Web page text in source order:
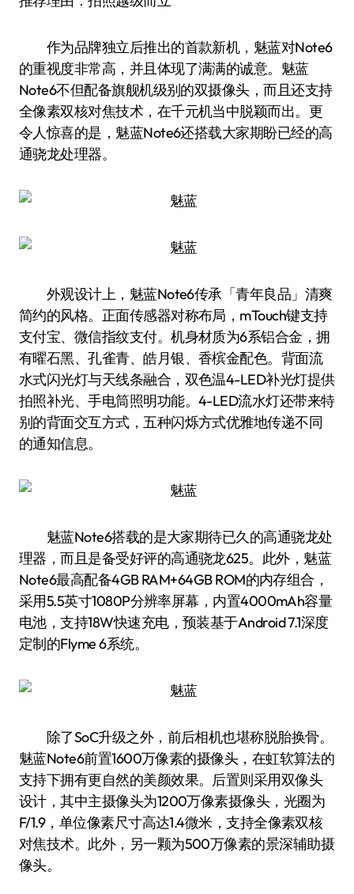
作为品牌独立后推出的首款新机，魅蓝对Note6
的重视度非常高，并且体现了满满的诚意。魅蓝
Note6不但配备旗舰机级别的双摄像头，而且还支持
全像素双核对焦技术，在千元机当中脱颖而出。更
令人惊喜的是，魅蓝Note6还搭载大家期盼已经的高
通骁龙处理器。
外观设计上，魅蓝Note6传承「青年良品」清爽
简约的风格。正面传感器对称布局，mTouch键支持
支付宝、微信指纹支付。机身材质为6系铝合金，拥
有曜石黑、孔雀青、皓月银、香槟金配色。背面流
水式闪光灯与天线条融合，双色温4-LED补光灯提供
拍照补光、手电筒照明功能。4-LED流水灯还带来特
别的背面交互方式，五种闪烁方式优雅地传递不同
的通知信息。
魅蓝Note6搭载的是大家期待已久的高通骁龙处
理器，而且是备受好评的高通骁龙625。此外，魅蓝
Note6最高配备4GB RAM+64GB ROM的内存组合，
采用5.5英寸1080P分辨率屏幕，内置4000mAh容量
电池，支持18W快速充电，预装基于Android 7.1深度
定制的Flyme 6系统。
除了SoC升级之外，前后相机也堪称脱胎换骨。
魅蓝Note6前置1600万像素的摄像头，在虹软算法的
支持下拥有更自然的美颜效果。后置则采用双像头
设计，其中主摄像头为1200万像素摄像头，光圈为
F/1.9，单位像素尺寸高达1.4微米，支持全像素双核
对焦技术。此外，另一颗为500万像素的景深辅助摄
像头。